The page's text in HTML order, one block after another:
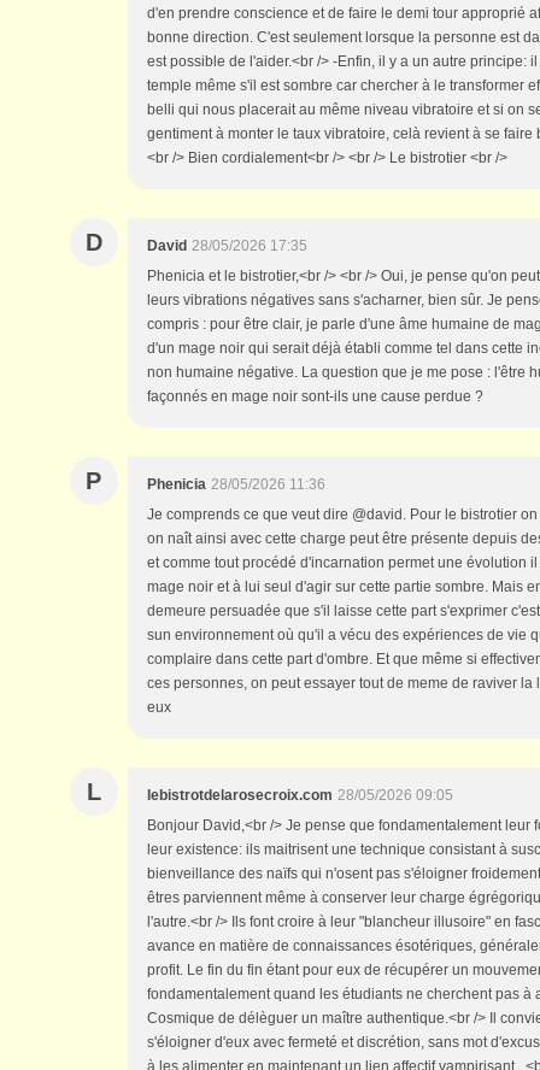
d'en prendre conscience et de faire le demi tour approprié
bonne direction. C'est seulement lorsque la personne est
est possible de l'aider.<br /> -Enfin, il y a un autre principe:
temple même s'il est sombre car chercher à le transformer
belli qui nous placerait au même niveau vibratoire et si on
gentiment à monter le taux vibratoire, celà revient à se faire
<br /> Bien cordialement<br /> <br /> Le bistrotier <br />
D David 28/05/2026 17:35
Phenicia et le bistrotier,<br /> <br /> Oui, je pense qu'on
leurs vibrations négatives sans s'acharner, bien sûr. Je
compris : pour être clair, je parle d'une âme humaine de
d'un mage noir qui serait déjà établi comme tel dans cette
non humaine négative. La question que je me pose : l'être
façonnés en mage noir sont-ils une cause perdue ?
P Phenicia 28/05/2026 11:36
Je comprends ce que veut dire @david. Pour le bistrotier
on naît ainsi avec cette charge peut être présente depuis
et comme tout procédé d'incarnation permet une évolution
mage noir et à lui seul d'agir sur cette partie sombre. Mais
demeure persuadée que s'il laisse cette part s'exprimer
sun environnement où qu'il a vécu des expériences de vie
complaire dans cette part d'ombre. Et que même si
ces personnes, on peut essayer tout de meme de raviver
eux
L lebistrotdelarosecroix.com 28/05/2026 09:05
Bonjour David,<br /> Je pense que fondamentalement leur
leur existence: ils maitrisent une technique consistant à
bienveillance des naïfs qui n'osent pas s'éloigner
êtres parviennent même à conserver leur charge
l'autre.<br /> Ils font croire à leur "blancheur illusoire" en
avance en matière de connaissances ésotériques,
profit. Le fin du fin étant pour eux de récupérer un
fondamentalement quand les étudiants ne cherchent pas à
Cosmique de délèguer un maître authentique.<br /> Il
s'éloigner d'eux avec fermeté et discrétion, sans mot